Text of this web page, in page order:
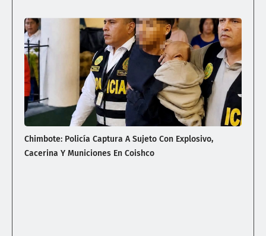
Chimbote: Policía Captura A Sujeto Con Explosivo,
Cacerina Y Municiones En Coishco